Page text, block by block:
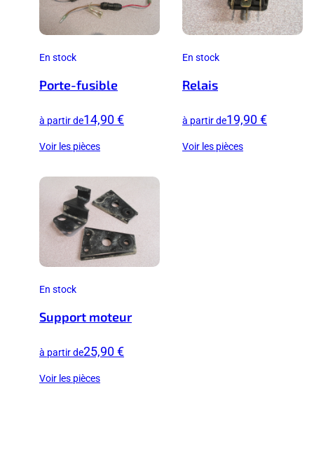
En stock
Porte-fusible
à partir de14,90 €
Voir les pièces
En stock
Relais
à partir de19,90 €
Voir les pièces
En stock
Support moteur
à partir de25,90 €
Voir les pièces